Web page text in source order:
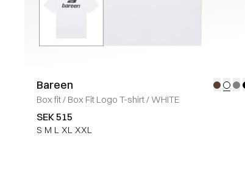
Bareen
Box fit/ Box Fit Logo T-shirt/WHITE
SEK 515
S M L XL XXL